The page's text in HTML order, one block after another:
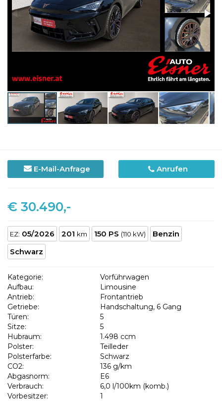
E-Mail-Anfrage Anrufen
€ 30.490,-
EZ: 05/2026 201 km 150 PS (110 kW)
Benzin
Schwarz
Kategorie:
Vorführwagen
Aufbau:
Limousine
Antrieb:
Frontantrieb
Getriebe:
Handschaltung, 6 Gang
Türen:
5
Sitze:
5
Hubraum:
1.498 ccm
Polster:
Teilleder
Polsterfarbe:
Schwarz
CO2:
136 g/km
Abgasnorm:
E6
Verbrauch:
6,0 l/100km (komb.)
Vorbesitzer:
1